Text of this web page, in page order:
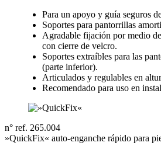
Para un apoyo y guía seguros
Soportes para pantorrillas
Agradable fijación por medio
con cierre de velcro.
Soportes extraíbles para las
(parte inferior).
Articulados y regulables en
Recomendado para uso en
n° ref. 265.004
»QuickFix« auto-enganche rápido para